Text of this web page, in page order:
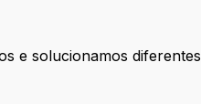
e solucionamos diferentes